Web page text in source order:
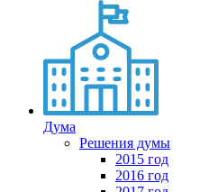
Дума
Решения думы
2015 год
2016 год